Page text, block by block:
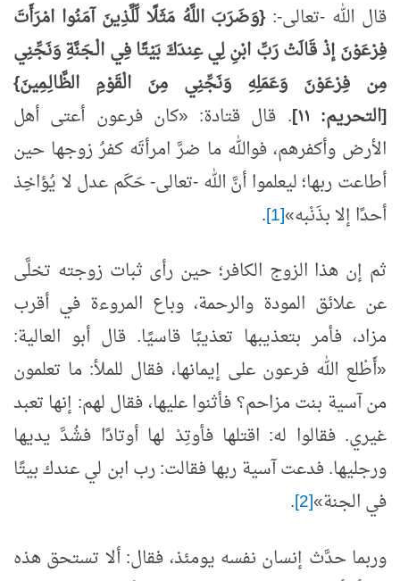
قال الله -تعالى-: {وَضَرَبَ اللَّهُ مَثَلًا لِّلَّذِينَ آمَنُوا امْرَأَتَ
فِرْعَوْنَ إذْ قَالَتْ رَبِّ ابْنِ لِي عِندَكَ بَيْتًا فِي الْـجَنَّةِ وَنَجِّنِي
مِن فِرْعَوْنَ وَعَمَلِهِ وَنَجِّنِي مِنَ الْقَوْمِ الظَّالِـمِينَ}
[التحريم: ١١]
. قال قتادة: «كان فرعون أعتى أهل
الأرض وأكفرهم، فوالله ما ضرَّ امرأتَه كفرُ زوجها حين
أطاعت ربها؛ ليعلموا أنَّ الله -تعالى- حَكَم عدل لا يُؤاخِذ
أحدًا إلا بذَنْبه»[1]
.
ثم إن هذا الزوج الكافر؛ حين رأى ثبات زوجته تخلَّى
عن علائق المودة والرحمة، وباع المروءة في أقرب
مزاد، فأمر بتعذيبها تعذيبًا قاسيًا. قال أبو العالية:
«أَطْلع الله فرعون على إيمانها، فقال للملأ: ما تعلمون
من آسية بنت مزاحم؟ فأثنوا عليها، فقال لهم: إنها تعبد
غيري. فقالوا له: اقتلها فأوتِدْ لها أوتادًا فشُدَّ يديها
ورجليها. فدعت آسية ربها فقالت: رب ابن لي عندك بيتًا
في الجنة»[2]
.
وربما حدَّث إنسان نفسه يومئذ، فقال: ألا تستحق هذه